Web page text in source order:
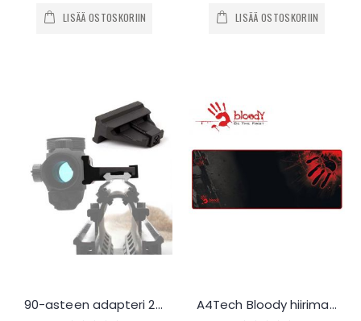
LISÄÄ OSTOSKORIIN LISÄÄ OSTOSKORIIN
90-asteen adapteri 20mm kiskoon A4Tech Bloody hiirimatto 80x30cm